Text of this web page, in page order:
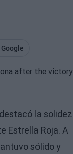
la solidez
Estrella Roja. A
sólido y